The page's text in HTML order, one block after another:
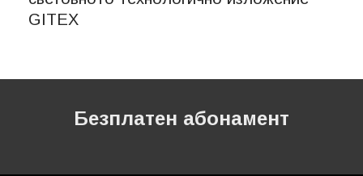
GITEX
Безплатен абонамент